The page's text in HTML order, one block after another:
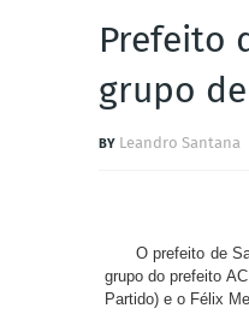
Prefeito
grupo de
Leandro Santana
O prefeito de
grupo do prefeito
Partido) e o Félix